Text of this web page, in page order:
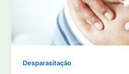
Desparasitação